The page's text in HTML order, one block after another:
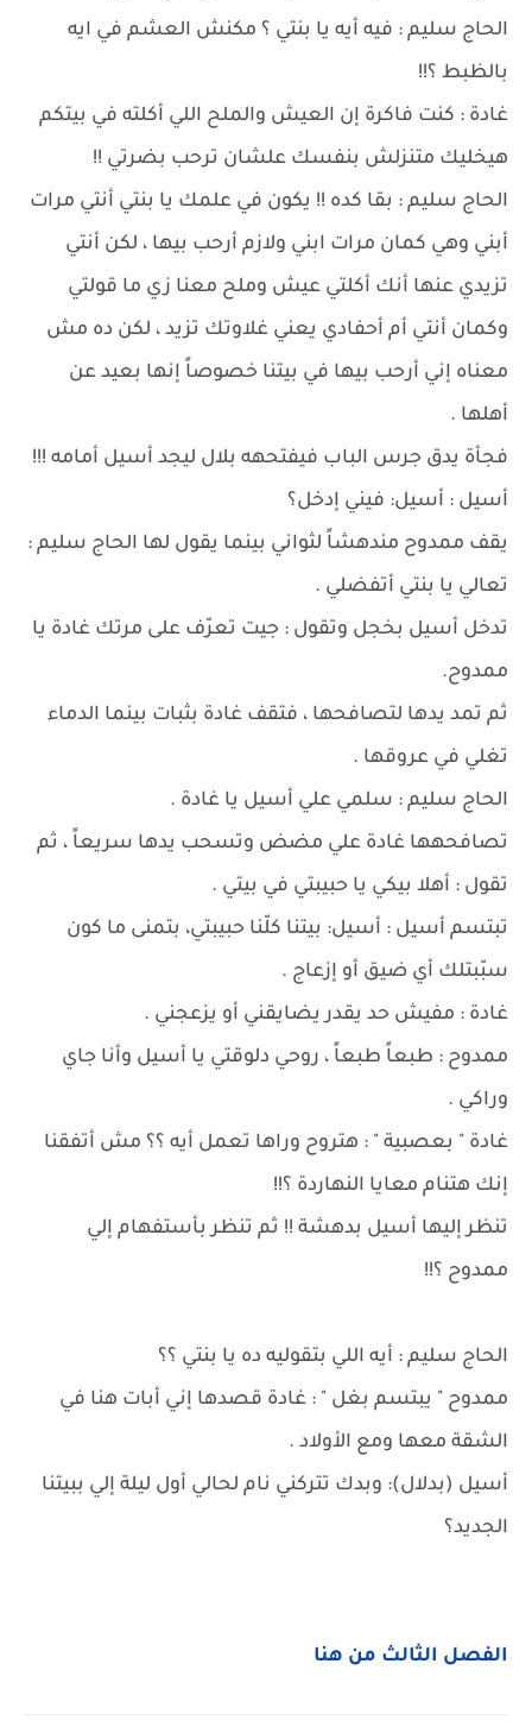
الحاج سليم : فيه أيه يا بنتي ؟ مكنش العشم في ايه
بالظبط ؟!!
غادة : كنت فاكرة إن العيش والملح اللي أكلته في بيتكم
هيخليك متنزلش بنفسك علشان ترحب بضرتي !!
الحاج سليم : بقا كده !! يكون في علمك يا بنتي أنتي مرات
أبني وهي كمان مرات ابني ولازم أرحب بيها ، لكن أنتي
تزيدي عنها أنك أكلتي عيش وملح معنا زي ما قولتي
وكمان أنتي أم أحفادي يعني غلاوتك تزيد ، لكن ده مش
معناه إني أرحب بيها في بيتنا خصوصاً إنها بعيد عن
أهلها .
فجأة يدق جرس الباب فيفتحهه بلال ليجد أسيل أمامه !!!
أسيل : أسيل: فيني إدخل؟
يقف ممدوح مندهشاً لثواني بينما يقول لها الحاج سليم :
تعالي يا بنتي أتفضلي .
تدخل أسيل بخجل وتقول : جيت تعرّف على مرتك غادة يا
ممدوح.
ثم تمد يدها لتصافحها ، فتقف غادة بثبات بينما الدماء
تغلي في عروقها .
الحاج سليم : سلمي علي أسيل يا غادة .
تصافحهها غادة علي مضض وتسحب يدها سريعاً ، ثم
تقول : أهلا بيكي يا حبيبتي في بيتي .
تبتسم أسيل : أسيل: بيتنا كلّنا حبيبتي، بتمنى ما كون
سبّبتلك أي ضيق أو إزعاج .
غادة : مفيش حد يقدر يضايقني أو يزعجني .
ممدوح : طبعاً طبعاً ، روحي دلوقتي يا أسيل وأنا جاي
وراكي .
غادة " بعصبية " : هتروح وراها تعمل أيه ؟؟ مش أتفقنا
إنك هتنام معايا النهاردة ؟!!
تنظر إليها أسيل بدهشة !! ثم تنظر بأستفهام إلي
ممدوح ؟!!
الحاج سليم : أيه اللي بتقوليه ده يا بنتي ؟؟
ممدوح " يبتسم بغل " : غادة قصدها إني أبات هنا في
الشقة معها ومع الأولاد .
أسيل (بدلال): وبدك تتركني نام لحالي أول ليلة إلي ببيتنا
الجديد؟
الفصل الثالث من هنا